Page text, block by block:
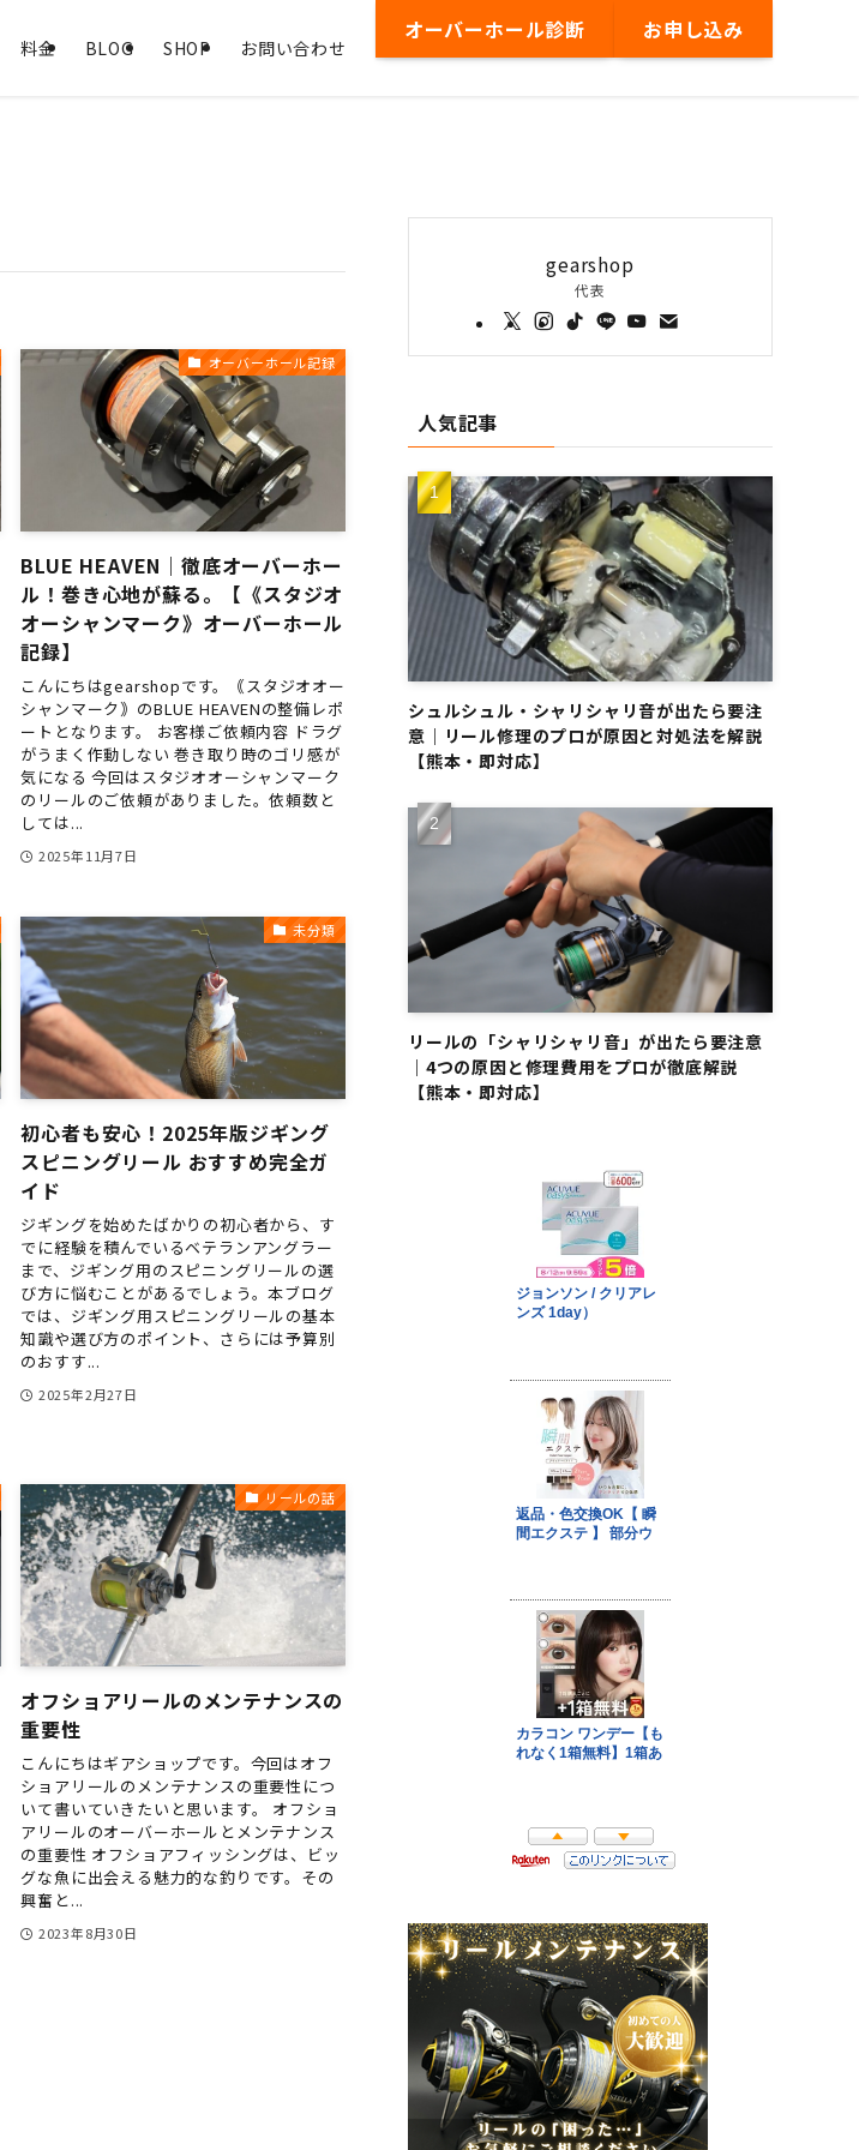
料金 BLOG SHOP お問い合わせ
オーバーホール診断 お申し込み
オーバーホール記録
BLUE HEAVEN｜徹底オーバーホー
ル！巻き心地が蘇る。【《スタジオ
オーシャンマーク》オーバーホール
記録】
こんにちはgearshopです。｟スタジオオー
シャンマーク｠のBLUE HEAVENの整備レポ
ートとなります。 お客様ご依頼内容 ドラグ
がうまく作動しない 巻き取り時のゴリ感が
気になる 今回はスタジオオーシャンマーク
のリールのご依頼がありました。依頼数と
しては...
2025年11月7日
未分類
初心者も安心！2025年版ジギング
スピニングリール おすすめ完全ガ
イド
ジギングを始めたばかりの初心者から、す
でに経験を積んでいるベテランアングラー
まで、ジギング用のスピニングリールの選
び方に悩むことがあるでしょう。本ブログ
では、ジギング用スピニングリールの基本
知識や選び方のポイント、さらには予算別
のおすす...
2025年2月27日
リールの話
オフショアリールのメンテナンスの
重要性
こんにちはギアショップです。今回はオフ
ショアリールのメンテナンスの重要性につ
いて書いていきたいと思います。 オフショ
アリールのオーバーホールとメンテナンス
の重要性 オフショアフィッシングは、ビッ
グな魚に出会える魅力的な釣りです。その
興奮と...
2023年8月30日
gearshop
代表
人気記事
シュルシュル・シャリシャリ音が出たら要注
意｜リール修理のプロが原因と対処法を解説
【熊本・即対応】
リールの「シャリシャリ音」が出たら要注意
｜4つの原因と修理費用をプロが徹底解説
【熊本・即対応】